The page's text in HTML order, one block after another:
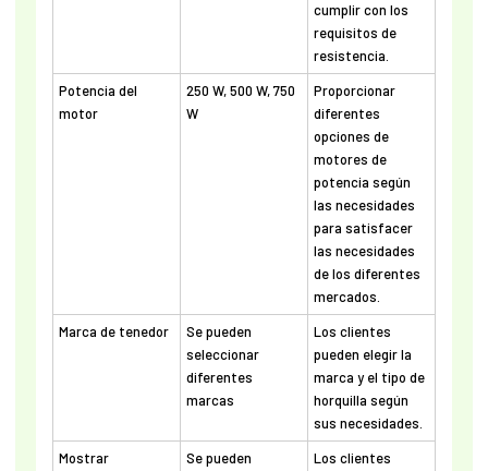
cumplir con los
requisitos de
resistencia.
Potencia del
motor
250 W, 500 W, 750
W
Proporcionar
diferentes
opciones de
motores de
potencia según
las necesidades
para satisfacer
las necesidades
de los diferentes
mercados.
Marca de tenedor
Se pueden
seleccionar
diferentes
marcas
Los clientes
pueden elegir la
marca y el tipo de
horquilla según
sus necesidades.
Mostrar
Se pueden
Los clientes